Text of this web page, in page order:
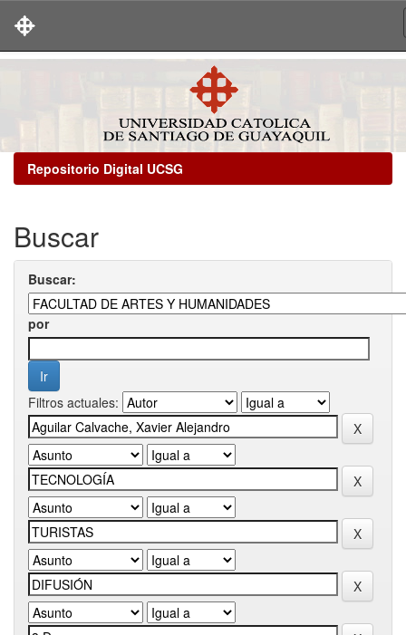
Repositorio Digital UCSG
Buscar
Buscar:
por
Filtros actuales: